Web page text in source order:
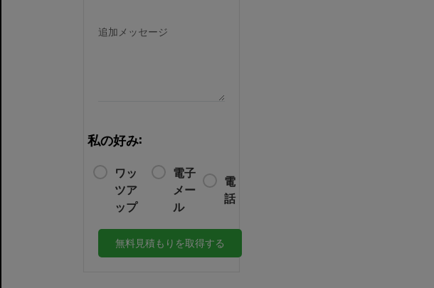
追加メッセージ
私の好み:
ワッ
ツア
ップ
電子
メー
ル
電
話
無料見積もりを取得する